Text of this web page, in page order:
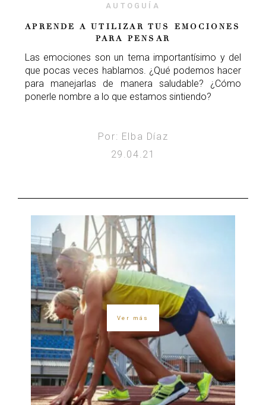
AUTOGUÍA
APRENDE A UTILIZAR TUS EMOCIONES
PARA PENSAR
Las emociones son un tema importantísimo y del
que pocas veces hablamos. ¿Qué podemos hacer
para manejarlas de manera saludable? ¿Cómo
ponerle nombre a lo que estamos sintiendo?
Por: Elba Díaz
29.04.21
Ver más